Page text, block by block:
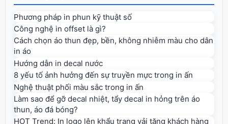
Phương pháp in phun kỹ thuật số
Công nghệ in offset là gì?
Cách chọn áo thun đẹp, bền, không nhiễm màu cho dân
in áo
Hướng dẫn in decal nước
8 yếu tố ảnh hưởng đến sự truyền mực trong in ấn
Nghệ thuật phối màu sắc trong in ấn
Làm sao để gỡ decal nhiệt, tẩy decal in hỏng trên áo
thun, áo đá bóng?
HOT Trend: In logo lên khẩu trang vải tặng khách hàng